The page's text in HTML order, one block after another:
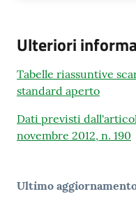
Ulteriori
Tabelle riassuntive
standard aperto
Dati previsti
novembre 2012, n. 190
Ultimo